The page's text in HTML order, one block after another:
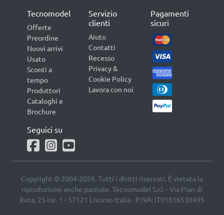
Tecnomodel
Offerte
Preordine
Nuovi arrivi
Usato
Sconti a
tempo
Produttori
Cataloghi e
Brochure
Servizio
clienti
Aiuto
Contatti
Recesso
Privacy &
Cookie Policy
Lavora con noi
Pagamenti
sicuri
Seguici su
Copyright © 2004-2026. Tutti i diritti riservati. È vietata la
riproduzione anche parziale. Tecnomodel S.r.l. - Via Pian di
Rota, 25 int. 1 - 57121 Livorno Italia - P.IVA: IT01816530495